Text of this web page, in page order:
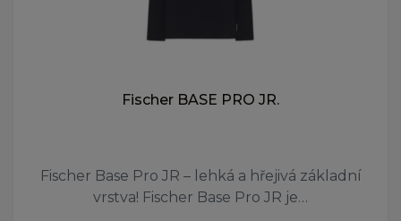
Fischer BASE PRO JR.
Fischer Base Pro JR – lehká a hřejivá základní
vrstva! Fischer Base Pro JR je…